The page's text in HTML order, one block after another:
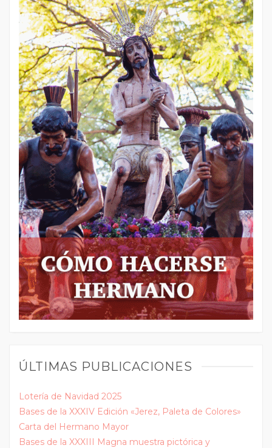
ÚLTIMAS PUBLICACIONES
Lotería de Navidad 2025
Bases de la XXXIV Edición «Jerez, Paleta de Colores»
Carta del Hermano Mayor
Bases de la XXXIII Magna muestra pictórica y